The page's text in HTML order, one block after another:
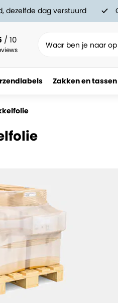
dezelfde dag verstuurd
/ 10
Zakken en tassen